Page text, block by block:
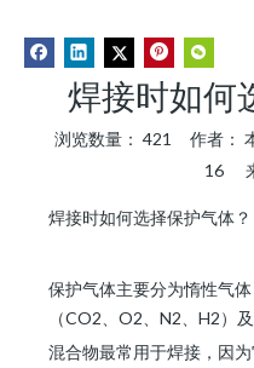
焊接时如何
浏览数量： 421
作者：
16
焊接时如何选择保护气体？
保护气体主要分为惰性气
（CO2、O2、N2、H2）及
混合物最常用于焊接，因